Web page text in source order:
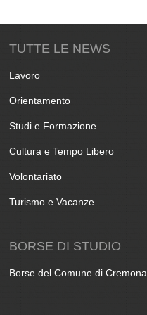
TUTTE LE NEWS
Lavoro
Orientamento
Studi e Formazione
Cultura e Tempo Libero
Volontariato
Turismo e Vacanze
BORSE DI STUDIO
Borse del Comune di Cremona